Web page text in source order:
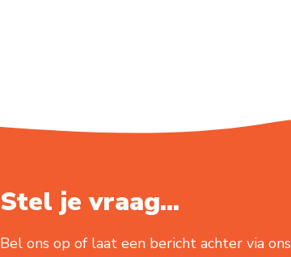
Stel je vraag...
Bel ons op of laat een bericht achter via ons